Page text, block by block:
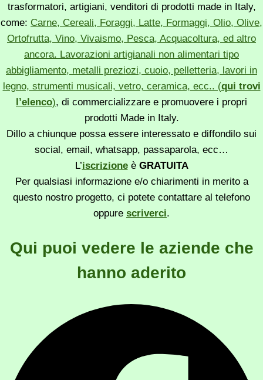
trasformatori, artigiani, venditori di prodotti made in Italy,
come: Carne, Cereali, Foraggi, Latte, Formaggi, Olio, Olive,
Ortofrutta, Vino, Vivaismo, Pesca, Acquacoltura, ed altro
ancora. Lavorazioni artigianali non alimentari tipo
abbigliamento, metalli preziozi, cuoio, pelletteria, lavori in
legno, strumenti musicali, vetro, ceramica, ecc.. (qui trovi
l’elenco), di commercializzare e promuovere i propri
prodotti Made in Italy.
Dillo a chiunque possa essere interessato e diffondilo sui
social, email, whatsapp, passaparola, ecc…
L’iscrizioneè GRATUITA
Per qualsiasi informazione e/o chiarimenti in merito a
questo nostro progetto, ci potete contattare al telefono
oppure scriverci.
Qui puoi vedere le aziende che
hanno aderito